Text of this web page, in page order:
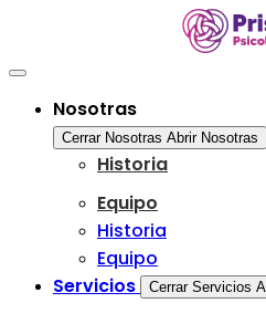
Nosotras
Cerrar Nosotras Abrir Nosotras
Historia
Equipo
Historia
Equipo
Servicios
Cerrar Servicios